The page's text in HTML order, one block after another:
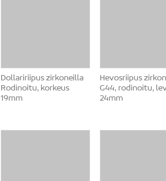
Dollaririipus zirkoneilla
Rodinoitu, korkeus
19mm
Hevosriipus
G44, rodinoitu,
24mm